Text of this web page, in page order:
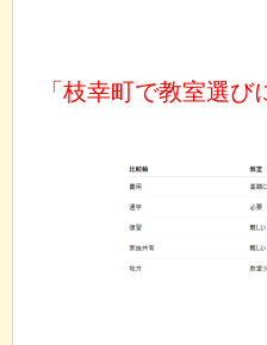
「枝幸町で教室選び